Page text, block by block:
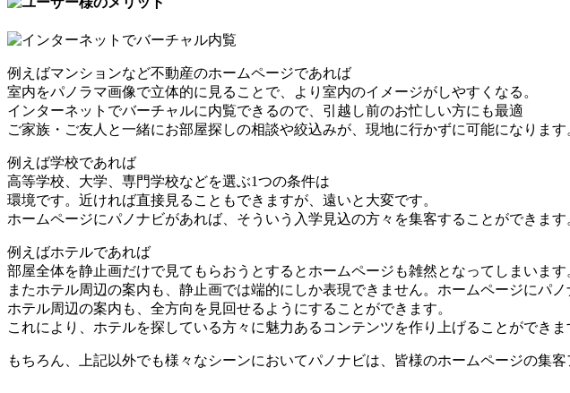
例えばマンションなど不動産のホームページであれば
室内をパノラマ画像で立体的に見ることで、より室内のイメージがしやすくなる。
インターネットでバーチャルに内覧できるので、引越し前のお忙しい方にも最適
ご家族・ご友人と一緒にお部屋探しの相談や絞込みが、現地に行かずに可能になります
例えば学校であれば
高等学校、大学、専門学校などを選ぶ1つの条件は
環境です。近ければ直接見ることもできますが、遠いと大変です。
ホームページにパノナビがあれば、そういう入学見込の方々を集客することができます
例えばホテルであれば
部屋全体を静止画だけで見てもらおうとするとホームページも雑然となってしまいます
またホテル周辺の案内も、静止画では端的にしか表現できません。ホームページにパ
ホテル周辺の案内も、全方向を見回せるようにすることができます。
これにより、ホテルを探している方々に魅力あるコンテンツを作り上げることができま
もちろん、上記以外でも様々なシーンにおいてパノナビは、皆様のホームページの集